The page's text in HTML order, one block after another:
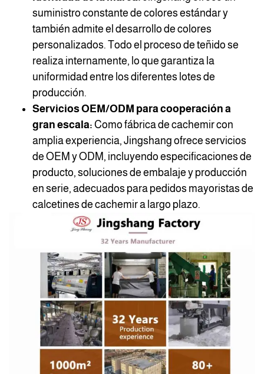
suministro constante de colores estándar y
también admite el desarrollo de colores
personalizados. Todo el proceso de teñido se
realiza internamente, lo que garantiza la
uniformidad entre los diferentes lotes de
producción.
Servicios OEM/ODM para cooperación a
gran escala: Como fábrica de cachemir con
amplia experiencia, Jingshang ofrece servicios
de OEM y ODM, incluyendo especificaciones de
producto, soluciones de embalaje y producción
en serie, adecuados para pedidos mayoristas de
calcetines de cachemir a largo plazo.